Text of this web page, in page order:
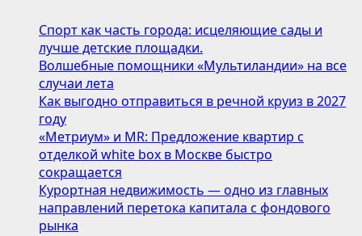
Спорт как часть города: исцеляющие сады и
лучше детские площадки.
Волшебные помощники «Мультиландии» на все
случаи лета
Как выгодно отправиться в речной круиз в 2027
году
«Метриум» и MR: Предложение квартир с
отделкой white box в Москве быстро
сокращается
Курортная недвижимость — одно из главных
направлений перетока капитала с фондового
рынка